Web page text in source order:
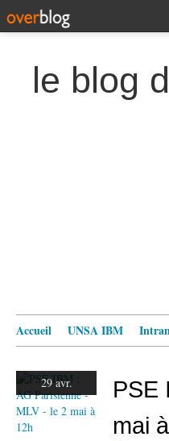
le blog
Accueil UNSA IBM
29 avr.
PSE
mai